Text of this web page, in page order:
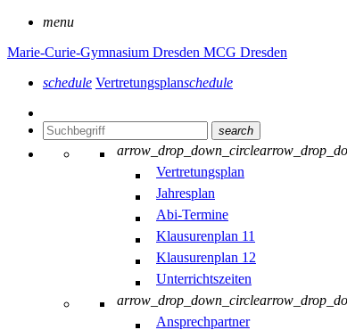
menu
Marie-Curie-Gymnasium Dresden MCG Dresden
schedule Vertretungsplanschedule
search
arrow_drop_down_circle
Vertretungsplan
Jahresplan
Abi-Termine
Klausurenplan 11
Klausurenplan 12
Unterrichtszeiten
arrow_drop_down_circle
Ansprechpartner